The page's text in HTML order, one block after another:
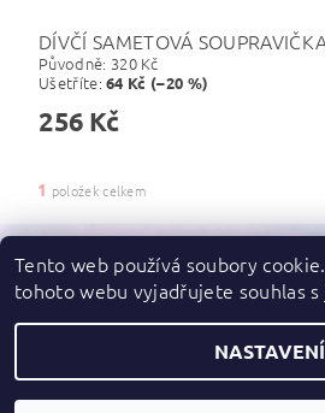
DÍVČÍ SAMETOVÁ
Původně: 320 Kč
Ušetříte:64 Kč (–20 %)
256 Kč
1 položek celkem
Zboží.cz |
2026 ©dupydup, všechna
Tento web používá soubory
tohoto webu vyjadřujete souhlas
NASTAVENÍ